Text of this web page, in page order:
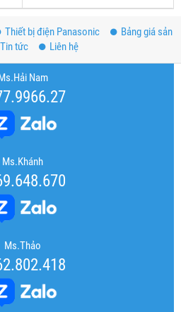
Thiết bị điện Panasonic
Bảng giá sản
Tin tức Liên hệ
Nam
Ms.Khánh
Ms.Thảo